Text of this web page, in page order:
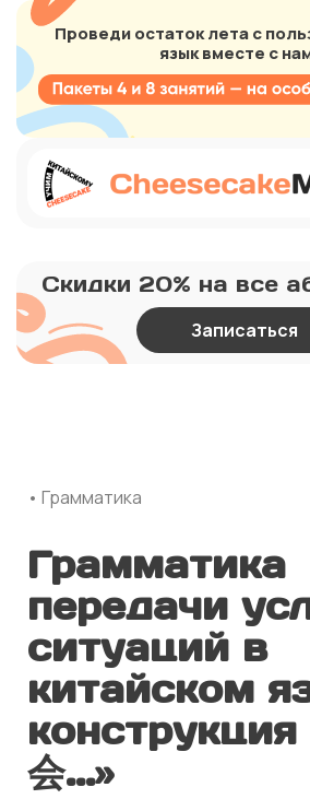
Проведи остаток лета с
язык вместе с
Скидки 20% на все
Записаться
• Грамматика
Грамматика
передачи
ситуаций в
китайском
конструкция
会...»